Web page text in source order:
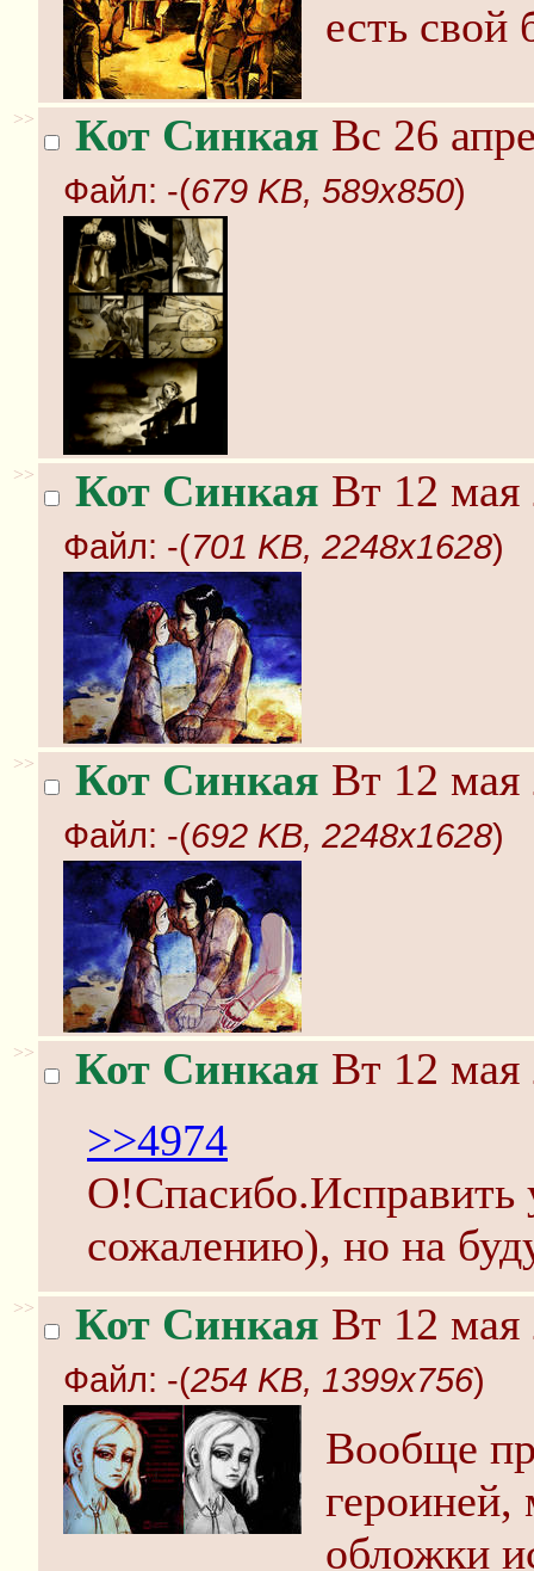
есть свой
>> Кот Синкая Вс 26
Файл: -(679 KB, 589x850)
>> Кот Синкая Вт 12 мая
Файл: -(701 KB, 2248x1628)
>> Кот Синкая Вт 12 мая
Файл: -(692 KB, 2248x1628)
>> Кот Синкая Вт 12 мая
>>4974
О!Спасибо.Исправить
сожалению), но на
>> Кот Синкая Вт 12 мая
Файл: -(254 KB, 1399x756)
Вообще
героиней,
обложки